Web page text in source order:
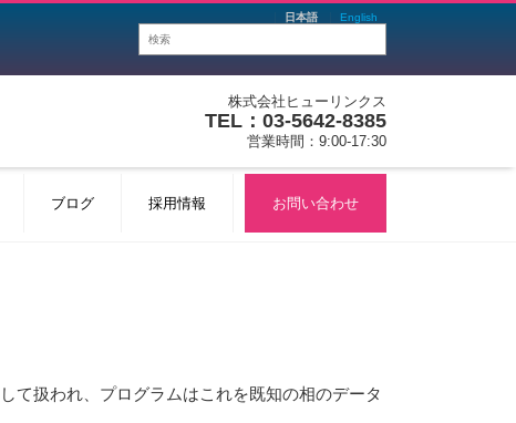
日本語 English
株式会社ヒューリンクス
TEL：03-5642-8385
営業時間：9:00-17:30
ブログ 採用情報 お問い合わせ
て扱われ、プログラムはこれを既知の相のデータ